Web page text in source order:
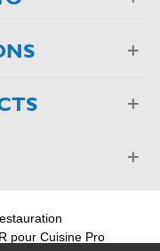
pour Cuisine Pro